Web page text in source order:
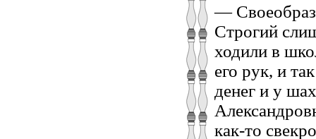
—
Строгий
ходили в
его рук, и
денег и у
как-то